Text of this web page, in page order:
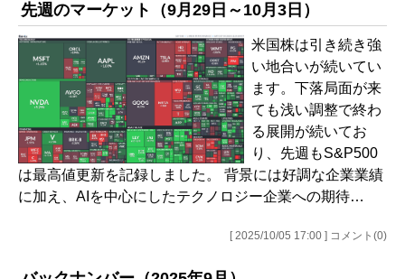
先週のマーケット（9月29日～10月3日）
米国株は引き続き強
い地合いが続いてい
ます。下落局面が来
ても浅い調整で終わ
る展開が続いてお
り、先週もS&P500
は最高値更新を記録しました。 背景には好調な企業業績
に加え、AIを中心にしたテクノロジー企業への期待…
[ 2025/10/05 17:00 ] コメント(0)